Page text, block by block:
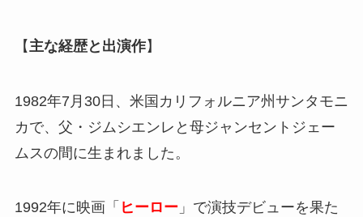
【 主な経歴と出演作】
1982年7月30日、米国カリフォルニア州サンタモニ
カで、父・ジムシエンレと母ジャンセントジェー
ムスの間に生まれました。
1992年に映画「 ヒーロー」で演技デビューを果た